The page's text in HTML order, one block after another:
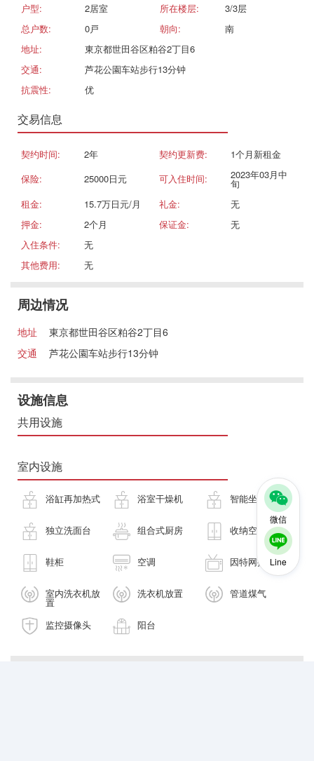
微信
Line
户型:
2居室 所在楼层:
3/3层
总户数:
0戸 朝向:
南
地址:
東京都世田谷区粕谷2丁目6
交通:
芦花公園车站步行13分钟
抗震性:
优
交易信息
契约时间: 2年 契约更新费:
1个月新租金
保险:
25000日元 可入住时间: 2023年03月中
旬
租金:
15.7万日元/月 礼金:
无
押金:
2个月 保证金:
无
入住条件:
无
其他费用:
无
周边情况
地址
東京都世田谷区粕谷2丁目6
交通
芦花公園车站步行13分钟
设施信息
共用设施
室内设施
浴缸再加热式 浴室干燥机 智能坐便器
独立洗面台 组合式厨房 收纳空间
鞋柜 空调 因特网接入
室内洗衣机放
置
洗衣机放置 管道煤气
监控摄像头 阳台